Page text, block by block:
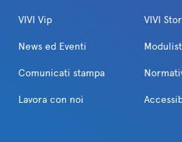
VIVI Vip
News ed Eventi
Comunicati stampa
Lavora con noi
VIVI